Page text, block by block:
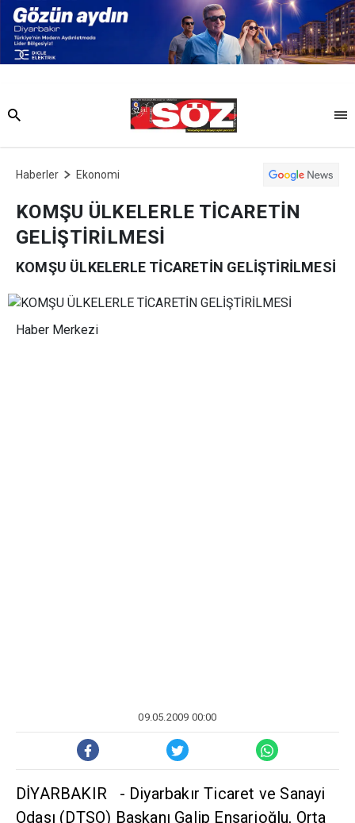
Haberler Ekonomi
KOMŞU ÜLKELERLE TİCARETİN
GELİŞTİRİLMESİ
KOMŞU ÜLKELERLE TİCARETİN GELİŞTİRİLMESİ
Haber Merkezi
09.05.2009 00:00
DİYARBAKIR - Diyarbakır Ticaret ve Sanayi
Odası (DTSO) Başkanı Galip Ensarioğlu, Orta